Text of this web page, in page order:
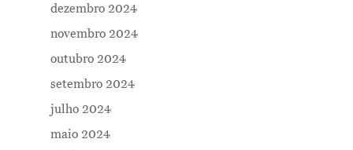
dezembro 2024
novembro 2024
outubro 2024
setembro 2024
julho 2024
maio 2024